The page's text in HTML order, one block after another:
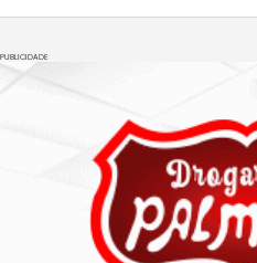
PUBLICIDADE